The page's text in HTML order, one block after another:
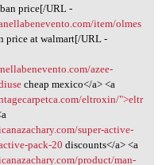
price[/URL -
item/olmes
price at walmart[/URL -
azee-
cheap mexico</a> <a
eltroxin/">eltr
super-active-
pack-20 discounts</a> <a
product/man-